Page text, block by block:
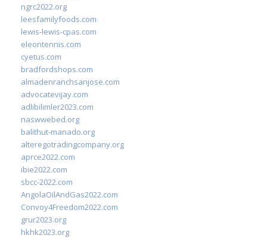
ngrc2022.org
leesfamilyfoods.com
lewis-lewis-cpas.com
eleontennis.com
cyetus.com
bradfordshops.com
almadenranchsanjose.com
advocatevijay.com
adlibilimler2023.com
naswwebed.org
balithut-manado.org
alteregotradingcompany.org
aprce2022.com
ibie2022.com
sbcc-2022.com
AngolaOilAndGas2022.com
Convoy4Freedom2022.com
grur2023.org
hkhk2023.org